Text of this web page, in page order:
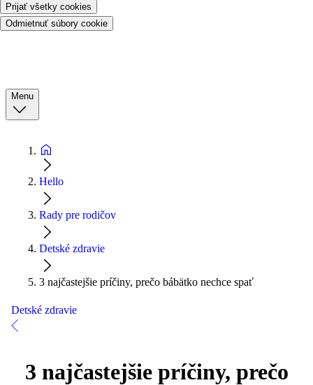
Prijať všetky cookies
Odmietnuť súbory cookie
Menu
Hello
Rady pre rodičov
Detské zdravie
3 najčastejšie príčiny, prečo bábätko nechce spať
Detské zdravie
3 najčastejšie príčiny, prečo